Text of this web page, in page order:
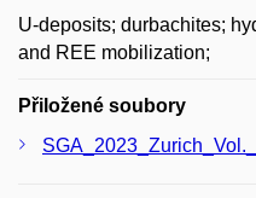
U-deposits; durbachites;
and REE mobilization;
Přiložené soubory